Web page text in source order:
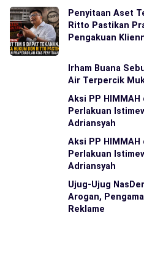
Penyitaan Aset
Ritto Pastikan
Pengakuan
Irham Buana
Air Terpercik
Aksi PP
Perlakuan
Adriansyah
Aksi PP
Perlakuan
Adriansyah
Ujug-Ujug
Arogan,
Reklame